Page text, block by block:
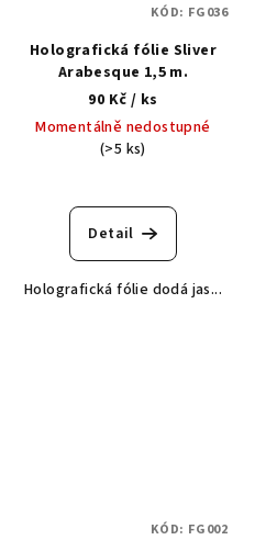
Holografická fólie Sliver
Arabesque 1,5 m.
90 Kč / ks
Momentálně nedostupné
(>5 ks)
Detail
Holografická fólie dodá jas...
KÓD: FG036
KÓD: FG002